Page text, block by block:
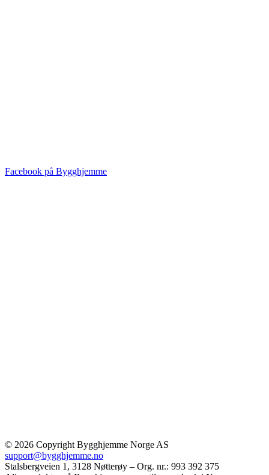
Facebook på Bygghjemme
© 2026 Copyright Bygghjemme Norge AS
support@bygghjemme.no
Stalsbergveien 1, 3128 Nøtterøy – Org. nr.: 993 392 375